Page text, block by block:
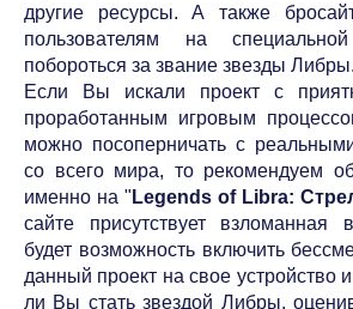
другие ресурсы. А также
пользователям на
побороться за звание звезды Либры.
Если Вы искали проект с
проработанным игровым
можно посоперничать с
со всего мира, то рекомендуем
именно на " Legends of Libra:
сайте присутствует взломанная
будет возможность включить
данный проект на свое устройство
ли Вы стать звездой Либры,